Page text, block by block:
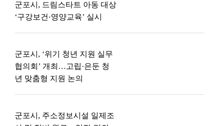
군포시, 드림스타트 아동 대상
‘구강보건·영양교육’ 실시
군포시, ‘위기 청년 지원 실무
협의회’ 개최…고립·은둔 청
년 맞춤형 지원 논의
군포시, 주소정보시설 일제조